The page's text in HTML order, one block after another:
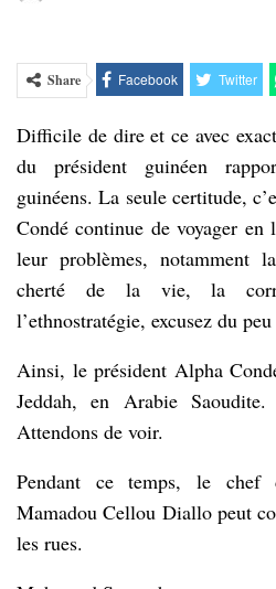
Share Facebook Twitter
Difficile de dire et ce avec
du président guinéen
guinéens. La seule certitude,
Condé continue de voyager en
leur problèmes, notamment
cherté de la vie, la
l’ethnostratégie, excusez du
Ainsi, le président Alpha
Jeddah, en Arabie
Attendons de voir.
Pendant ce temps, le chef
Mamadou Cellou Diallo peut
les rues.